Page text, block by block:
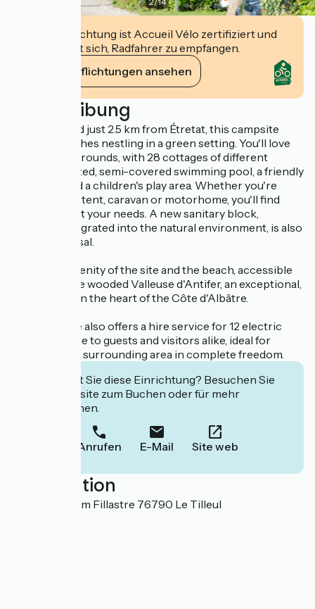
Diese Einrichtung ist Accueil Vélo zertifiziert und
verpflichtet sich, Radfahrer zu empfangen.
Ihre Verpflichtungen ansehen
Beschreibung
Ideally located just 2.5 km from Étretat, this campsite
offers 97 pitches nestling in a green setting. You'll love
the wooded grounds, with 28 cottages of different
ranges, a heated, semi-covered swimming pool, a friendly
snack bar and a children's play area. Whether you're
travelling in a tent, caravan or motorhome, you'll find
pitches to suit your needs. A new sanitary block,
perfectly integrated into the natural environment, is also
at your disposal.
Enjoy the serenity of the site and the beach, accessible
on foot via the wooded Valleuse d'Antifer, an exceptional,
unspoilt site in the heart of the Côte d'Albâtre.
The campsite also offers a hire service for 12 electric
bikes, available to guests and visitors alike, ideal for
exploring the surrounding area in complete freedom.
Interessiert Sie diese Einrichtung? Besuchen Sie
deren Website zum Buchen oder für mehr
Informationen.
Anrufen E-Mail Site web
Localisation
2 impasse Dom Fillastre 76790 Le Tilleul